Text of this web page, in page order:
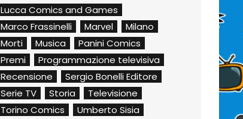
Lucca Comics and Games
Marco Frassinelli
Marvel
Milano
Morti
Musica
Panini Comics
Premi
Programmazione televisiva
Recensione
Sergio Bonelli Editore
Serie TV
Storia
Televisione
Torino Comics
Umberto Sisia